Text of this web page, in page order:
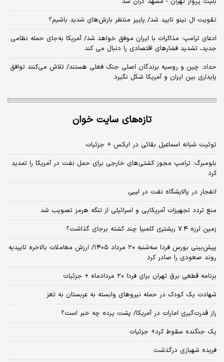
تقویت ال نینو تایید شد/ پاییز منتظر بارش‌های شدید باشیم؟
ادعای ترامپ: مذاکرات با ایران موفق خواهد شد/ آمریکا به‌جای حمله نظامی
جدید، تشدید فشارهای اقتصادی را دنبال می کند
حداد: چین و روسیه برندگان اصلی جنگ فعلی هستند/ تلاش می‌کنند توافق
پایداری بین ایران و آمریکا شکل نگیرد
تازه‌های سایت خوان
توئیت شبانه اسماعیل بقائی در ایکس + جزئیات
بلومبرگ: ترامپ مجوز کشتی‌های خارجی برای حمل نفت در آمریکا را تمدید
کرد
انفجار در پالایشگاه نفت در لیبی
منع تردد تجهیزات آمریکایی و اسرائیلی از تنگه هرمز تصویب شد
زمین لرزه ۷.۴ ریشتری کلمبیا چند کشته برجای گذاشت؟
پیش‌بینی بورس فردا سه‌شنبه ۲۰ مرداد ۱۴۰۵/ ارزش معاملات بالاخره تاییدیه
روند صعودی را صادر کرد
برنامه قطعی برق تهران برای فردا ۲۰ مردادماه + جزئیات
شهادت یک کودک در حمله نیروهای وابسته به عربستان به تعز
راز قدرت‌گیری امارات در آمریکا/ پشت پرده چه خبر است؟
یک جنگنده سقوط کرد+ جزئیات
فریده شهبازی درگذشت